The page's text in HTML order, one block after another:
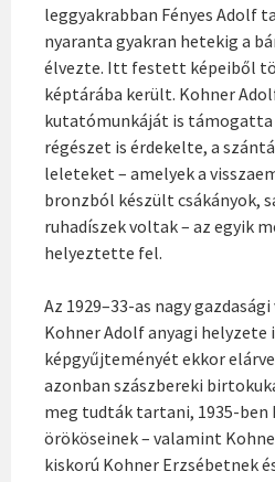
leggyakrabban Fényes Adolf
nyaranta gyakran hetekig a
élvezte. Itt festett képeiből
képtárába került. Kohner
kutatómunkáját is támogatta
régészet is érdekelte, a
leleteket – amelyek a
bronzból készült csákányok,
ruhadíszek voltak – az egyik
helyeztette fel.
Az 1929–33-as nagy
Kohner Adolf anyagi helyzete
képgyűjteményét ekkor
azonban szászbereki
meg tudták tartani, 1935-ben
örököseinek – valamint
kiskorú Kohner Erzsébetnek